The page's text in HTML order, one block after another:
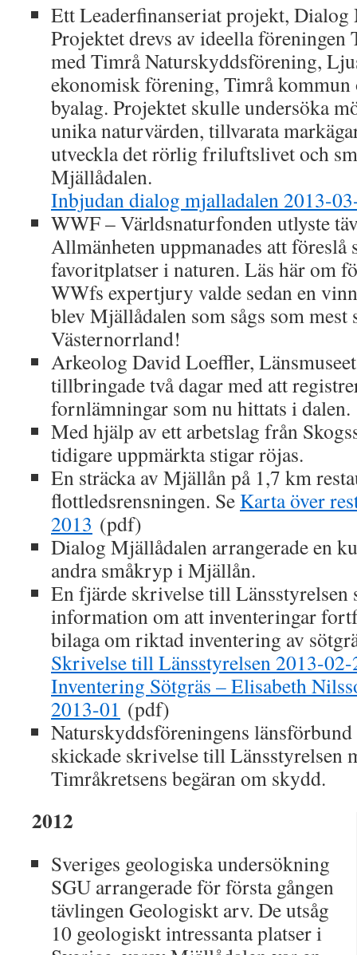
Ett Leaderfinanseriat projekt, Dialog
Projektet drevs av ideella föreningen
med Timrå Naturskyddsförening,
ekonomisk förening, Timrå
byalag. Projektet skulle undersöka
unika naturvärden, tillvarata
utveckla det rörlig friluftslivet och
Mjällådalen.
Inbjudan dialog mjalladalen 2013-
WWF – Världsnaturfonden utlyste
Allmänheten uppmanades att föreslå
favoritplatser i naturen. Läs här om
WWfs expertjury valde sedan en
blev Mjällådalen som sågs som
Västernorrland!
Arkeolog David Loeffler,
tillbringade två dagar med att
fornlämningar som nu hittats i dalen.
Med hjälp av ett arbetslag från
tidigare uppmärkta stigar röjas.
En sträcka av Mjällån på 1,7 km
flottledsrensningen. Se Karta över
2013 (pdf)
Dialog Mjällådalen arrangerade en
andra småkryp i Mjällån.
En fjärde skrivelse till Länsstyrelsen
information om att inventeringar
bilaga om riktad inventering av
Skrivelse till Länsstyrelsen 2013-
Inventering Sötgräs – Elisabeth
2013-01 (pdf)
Naturskyddsföreningens
skickade skrivelse till Länsstyrelsen
Timråkretsens begäran om skydd.
2012
Sveriges geologiska undersökning
SGU arrangerade för första gången
tävlingen Geologiskt arv. De utsåg
10 geologiskt intressanta platser i